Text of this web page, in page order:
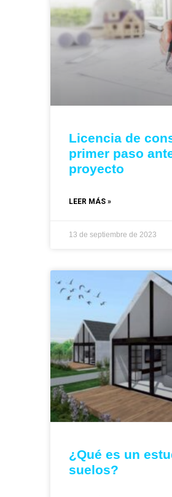
Licencia de
primer paso
proyecto
LEER MÁS »
13 de septiembre de 2023
¿Qué es un
suelos?